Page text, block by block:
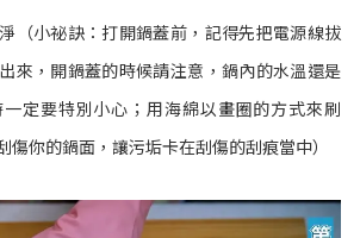
（小祕訣：打開鍋蓋前，記得先把電源線拔
來，開鍋蓋的時候請注意，鍋內的水溫還是
定要特別小心；用海綿以畫圈的方式來刷
傷你的鍋面，讓污垢卡在刮傷的刮痕當中）